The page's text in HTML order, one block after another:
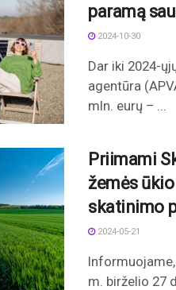
paramą
2024-10-30
Dar iki 2024-
agentūra
mln. eurų – ...
Priimami
žemės
skatinimo
2024-05-21
m. birželio 27